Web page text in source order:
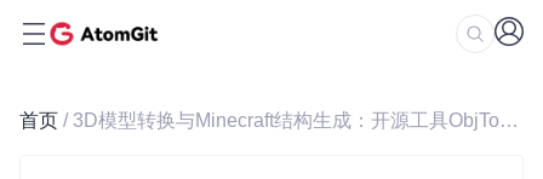
首页 / 3D模型转换与Minecraft结构生成：开源工具ObjToSchematic全解析